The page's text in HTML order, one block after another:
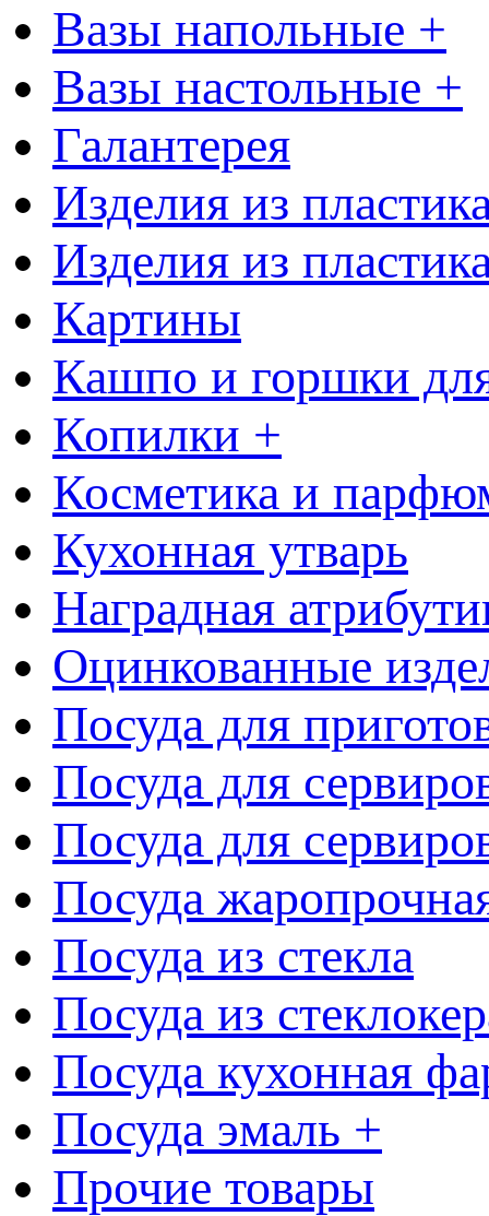
Вазы напольные +
Вазы настольные +
Галантерея
Изделия из
Изделия из
Картины
Кашпо и горшки
Копилки +
Косметика и
Кухонная утварь
Наградная
Оцинкованные
Посуда для
Посуда для
Посуда для
Посуда
Посуда из стекла
Посуда из
Посуда кухонная
Посуда эмаль +
Прочие товары